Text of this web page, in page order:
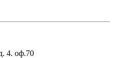
4. оф.70